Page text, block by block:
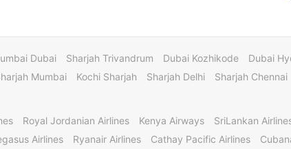
Dubai
Dubai Kozhikode
Sharjah Trivandrum
Dubai
Sharjah Chennai
Sharjah Delhi
Kochi Sharjah
Mumbai
SriLankan
Kenya Airways
Royal Jordanian Airlines
Cathay Pacific Airlines
Ryanair Airlines
Airlines